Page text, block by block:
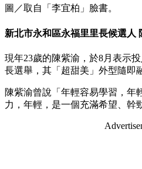
圖／取自「李宜柏」臉書。
新北市永和區永福里里長候選人
現年23歲的陳紫渝，於8月表示
長選舉，其「超甜美」外型隨即
陳紫渝曾說「年輕容易學習，年
力，年輕，是一個充滿希望、幹